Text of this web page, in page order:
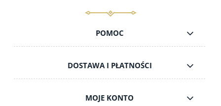
POMOC
DOSTAWA I PŁATNOŚCI
MOJE KONTO